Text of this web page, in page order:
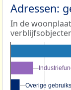
Adressen:
In de
Overige
Overige